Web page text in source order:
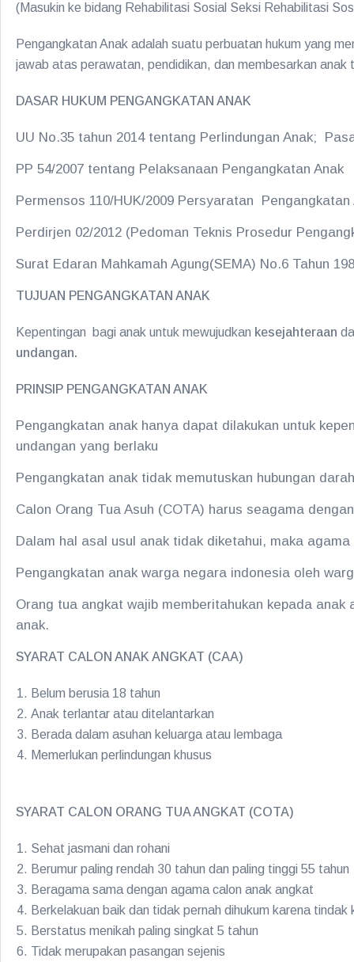
(Masukin ke bidang Rehabilitasi Sosial Seksi Rehabilitasi
Pengangkatan Anak adalah suatu perbuatan hukum yang
jawab atas perawatan, pendidikan, dan membesarkan
DASAR HUKUM PENGANGKATAN ANAK
UU No.35 tahun 2014 tentang Perlindungan Anak;
PP 54/2007 tentang Pelaksanaan Pengangkatan Anak
Permensos 110/HUK/2009 Persyaratan Pengangkatan
Perdirjen 02/2012 (Pedoman Teknis Prosedur
Surat Edaran Mahkamah Agung(SEMA) No.6 Tahun
TUJUAN PENGANGKATAN ANAK
Kepentingan bagi anak untuk mewujudkan kesejahteraan
undangan.
PRINSIP PENGANGKATAN ANAK
Pengangkatan anak hanya dapat dilakukan untuk
undangan yang berlaku
Pengangkatan anak tidak memutuskan hubungan
Calon Orang Tua Asuh (COTA) harus seagama
Dalam hal asal usul anak tidak diketahui, maka
Pengangkatan anak warga negara indonesia oleh
Orang tua angkat wajib memberitahukan kepada
anak.
SYARAT CALON ANAK ANGKAT (CAA)
Belum berusia 18 tahun
Anak terlantar atau ditelantarkan
Berada dalam asuhan keluarga atau lembaga
Memerlukan perlindungan khusus
SYARAT CALON ORANG TUA ANGKAT (COTA)
Sehat jasmani dan rohani
Berumur paling rendah 30 tahun dan paling tinggi 55 tahun
Beragama sama dengan agama calon anak angkat
Berkelakuan baik dan tidak pernah dihukum karena tindak
Berstatus menikah paling singkat 5 tahun
Tidak merupakan pasangan sejenis